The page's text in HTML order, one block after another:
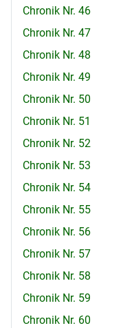
Chronik Nr. 46
Chronik Nr. 47
Chronik Nr. 48
Chronik Nr. 49
Chronik Nr. 50
Chronik Nr. 51
Chronik Nr. 52
Chronik Nr. 53
Chronik Nr. 54
Chronik Nr. 55
Chronik Nr. 56
Chronik Nr. 57
Chronik Nr. 58
Chronik Nr. 59
Chronik Nr. 60